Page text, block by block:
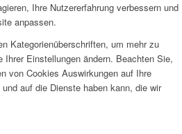
Ihre Nutzererfahrung verbessern und
anpassen.
Kategorienüberschriften, um mehr zu
Ihrer Einstellungen ändern. Beachten Sie,
von Cookies Auswirkungen auf Ihre
auf die Dienste haben kann, die wir